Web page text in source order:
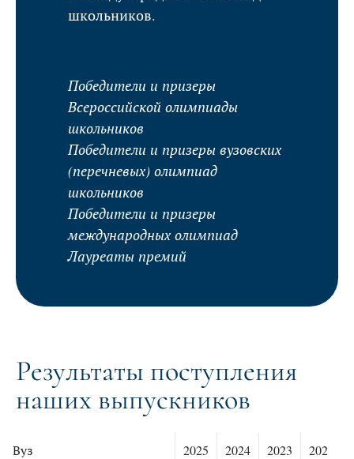
школьников.
Победители и призеры
Всероссийской олимпиады
школьников
Победители и призеры вузовских
(перечневых) олимпиад
школьников
Победители и призеры
международных олимпиад
Лауреаты премий
Результаты поступления
наших выпускников
Вуз 2025 2024 2023 2022